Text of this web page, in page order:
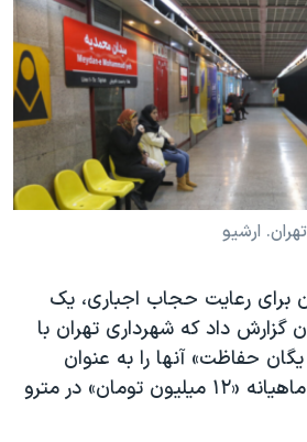
۲۰۲۴
اسرائیل
رهبری ایران
ارشیو
برای رعایت حجاب اجباری، یک
گزارش داد که شهرداری تهران با
نیروی یگان حفاظت» آنها را به عنوان
«حجاب‌بان» با حقوق ماهیانه «۱۲ میلیون تومان» در مترو